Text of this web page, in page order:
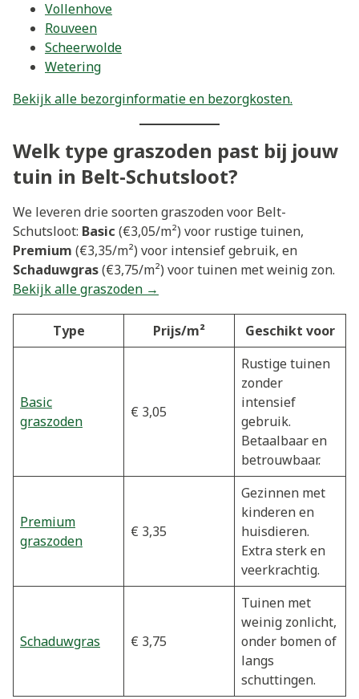
Vollenhove
Rouveen
Scheerwolde
Wetering
Bekijk alle bezorginformatie en bezorgkosten.
Welk type graszoden past bij jouw
tuin in Belt-Schutsloot?
We leveren drie soorten graszoden voor Belt-
Schutsloot: Basic (€3,05/m²) voor rustige tuinen,
Premium (€3,35/m²) voor intensief gebruik, en
Schaduwgras(€3,75/m²) voor tuinen met weinig zon.
Bekijk alle graszoden →
Type Prijs/m² Geschikt voor
Basic
graszoden
€ 3,05
Rustige tuinen
zonder
intensief
gebruik.
Betaalbaar en
betrouwbaar.
Premium
graszoden
€ 3,35
Gezinnen met
kinderen en
huisdieren.
Extra sterk en
veerkrachtig.
Schaduwgras € 3,75
Tuinen met
weinig zonlicht,
onder bomen of
langs
schuttingen.